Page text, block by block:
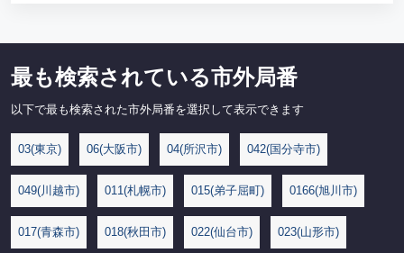
最も検索されている市外局番
以下で最も検索された市外局番を選択して表示できます
03(東京) 06(大阪市) 04(所沢市) 042(国分寺市)
049(川越市) 011(札幌市) 015(弟子屈町) 0166(旭川市)
017(青森市) 018(秋田市) 022(仙台市) 023(山形市)